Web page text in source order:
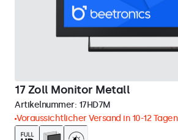
17 Zoll Monitor Metall
Artikelnummer: 17HD7M
Voraussichtlicher Versand in 10-12 Tagen